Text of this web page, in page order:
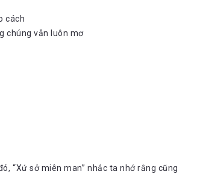
cách
chúng vẫn luôn mơ
“Xứ sở miên man” nhắc ta nhớ rằng cũng